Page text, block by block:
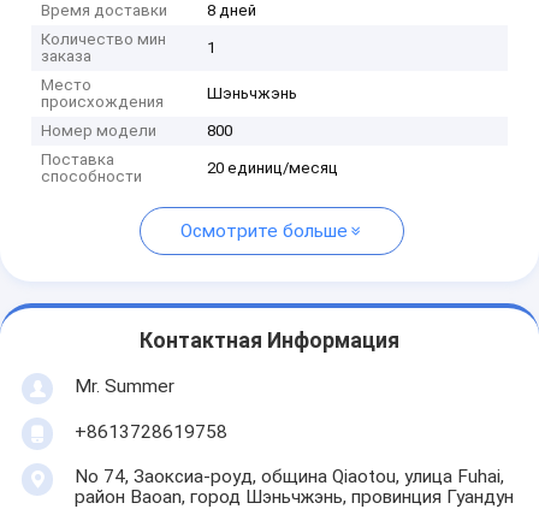
Время доставки
8 дней
Количество мин
заказа
1
Место
происхождения
Шэньчжэнь
Номер модели
800
Поставка
способности
20 единиц/месяц
Осмотрите больше
Контактная Информация
Mr. Summer
+8613728619758
No 74, Заоксиа-роуд, община Qiaotou, улица Fuhai,
район Baoan, город Шэньчжэнь, провинция Гуандун